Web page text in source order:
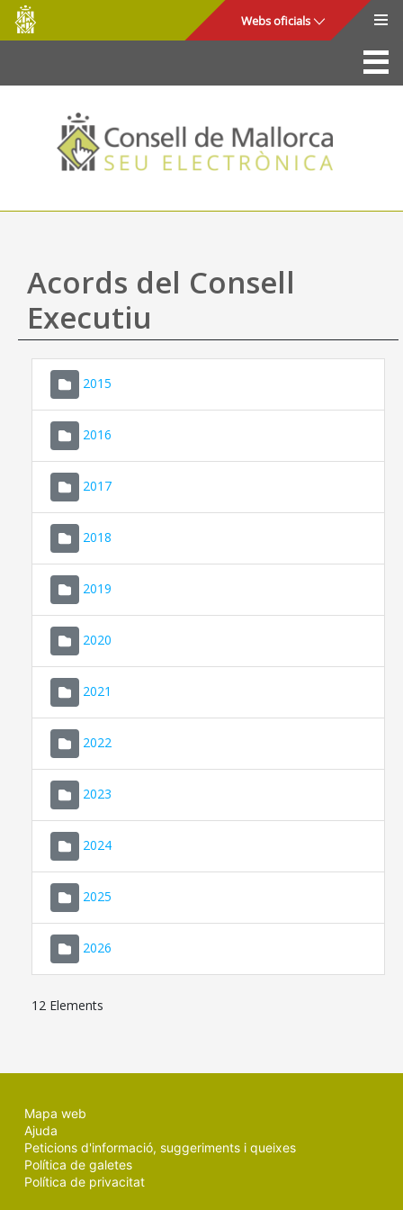
Salta al contingut principal
Consell
de
Mallorca
Webs oficials
La Seu
Consell de Mallorca
Accés i seguretat
Utilitats
Ajuda
Acords del Consell
Executiu
2015
2016
2017
2018
2019
2020
2021
2022
2023
2024
2025
2026
12 Elements
Mapa web
Ajuda
Peticions d'informació, suggeriments i queixes
Política de galetes
Política de privacitat